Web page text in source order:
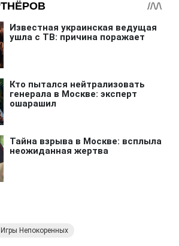
Игры Непокоренных